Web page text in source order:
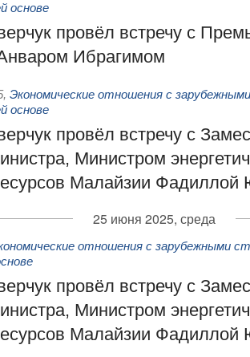
основе
провёл встречу с
Ибрагимом
, Экономические отношения с
основе
провёл встречу с
Министром
Малайзии
25 июня 2025, среда
отношения с зарубежными
провёл встречу с
Министром
Малайзии